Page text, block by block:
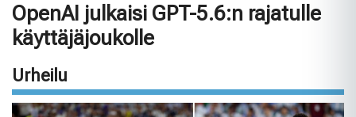
OpenAI julkaisi GPT-5.6:n rajatulle
käyttäjäjoukolle
Urheilu